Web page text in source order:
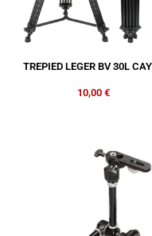
TREPIED LEGER BV 30L
10,00 €